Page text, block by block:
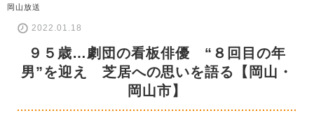
岡山放送
2022.01.18
９５歳…劇団の看板俳優 “８回目の年
男”を迎え 芝居への思いを語る【岡山・
岡山市】